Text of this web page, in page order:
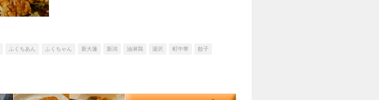
ふくちあん ふくちゃん 新大蓮 新潟 油淋鶏 湯沢 町中華 餃子